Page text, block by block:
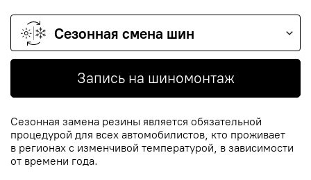
Сезонная смена шин
Запись на шиномонтаж
Сезонная замена резины является обязательной
процедурой для всех автомобилистов, кто проживает
в регионах с изменчивой температурой, в зависимости
от времени года.